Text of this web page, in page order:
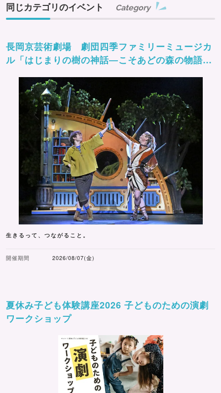
同じカテゴリのイベント Category
長岡京芸術劇場 劇団四季ファミリーミュージカ
ル「はじまりの樹の神話―こそあどの森の物語
生きるって、つながること。
開催期間 2026/08/07(金)
夏休み子ども体験講座2026 子どものための演劇
ワークショップ